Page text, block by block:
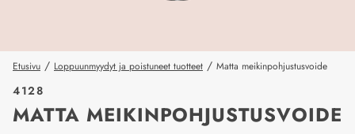
Etusivu / Loppuunmyydyt ja poistuneet tuotteet / Matta meikinpohjustusvoide
4128
MATTA MEIKINPOHJUSTUSVOIDE